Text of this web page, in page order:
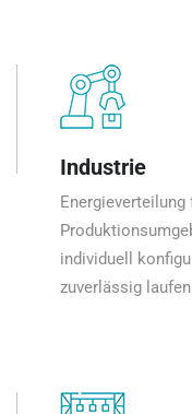
Industrie
individuell
zuverlässig